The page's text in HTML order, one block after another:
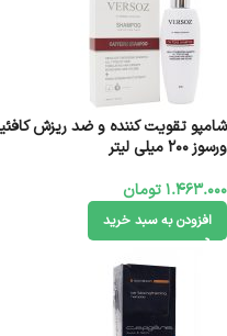
شامپو تقویت کننده و ضد ریزش
ورسوز 200 میلی لیتر
1.463.000تومان
افزودن به سبد خرید